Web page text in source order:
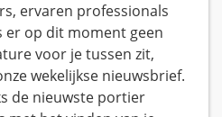
ervaren professionals
er op dit moment geen
voor je tussen zit,
wekelijkse nieuwsbrief.
de nieuwste portier